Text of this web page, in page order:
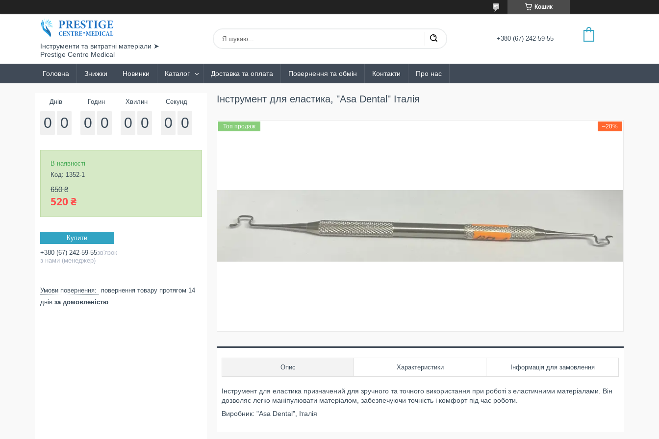
Кошик
Інструменти та витратні матеріали ➤
Prestige Centre Medical
+380 (67) 242-59-55
Головна Знижки Новинки Каталог Доставка та оплата Повернення та обмін Контакти Про нас
Інструмент для еластика, "Asa Dental" Італія
Топ продаж –20%
Опис Характеристики Інформація для замовлення
Інструмент для еластика призначений для зручного та точного використання при роботі з еластичними матеріалами. Він
дозволяє легко маніпулювати матеріалом, забезпечуючи точність і комфорт під час роботи.
Виробник: "Asa Dental", Італія
Днів
0 0
Годин
0 0
Хвилин
0 0
Секунд
0 0
В наявності
Код: 1352-1
650 ₴
520 ₴
Купити
+380 (67) 242-59-55зв'язок
з нами (менеджер)
повернення товару протягом 14
днів за домовленістю